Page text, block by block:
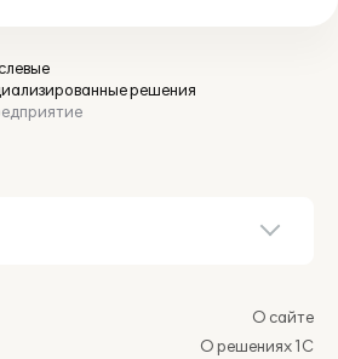
решения
О сайте
О решениях 1С